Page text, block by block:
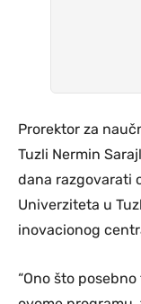
Prorektor za
Tuzli Nermin
dana razgovarati
Univerziteta u
inovacionog
“Ono što